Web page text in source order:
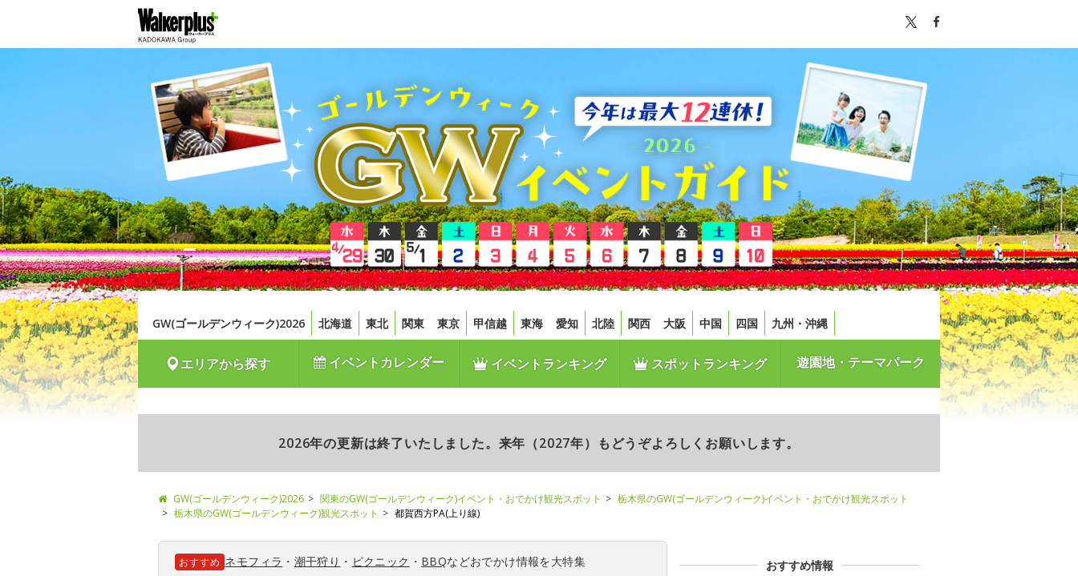
GW(ゴールデンウィーク)2026 北海道 東北 関東 東京 甲信越 東海 愛知 北陸 関西 大阪 中国 四国 九州・沖縄
エリアから探す イベントカレンダー イベントランキング スポットランキング 遊園地・テーマパーク
2026年の更新は終了いたしました。来年（2027年）もどうぞよろしくお願いします。
GW(ゴールデンウィーク)2026 関東のGW(ゴールデンウィーク)イベント・おでかけ観光スポット
栃木県のGW(ゴールデンウィーク)イベント・おでかけ観光スポット
栃木県のGW(ゴールデンウィーク)観光スポット
都賀西方PA(上り線)
おすすめ ネモフィラ ・ 潮干狩り ・ ピクニック ・ BBQなどおでかけ情報を大特集 おすすめ情報